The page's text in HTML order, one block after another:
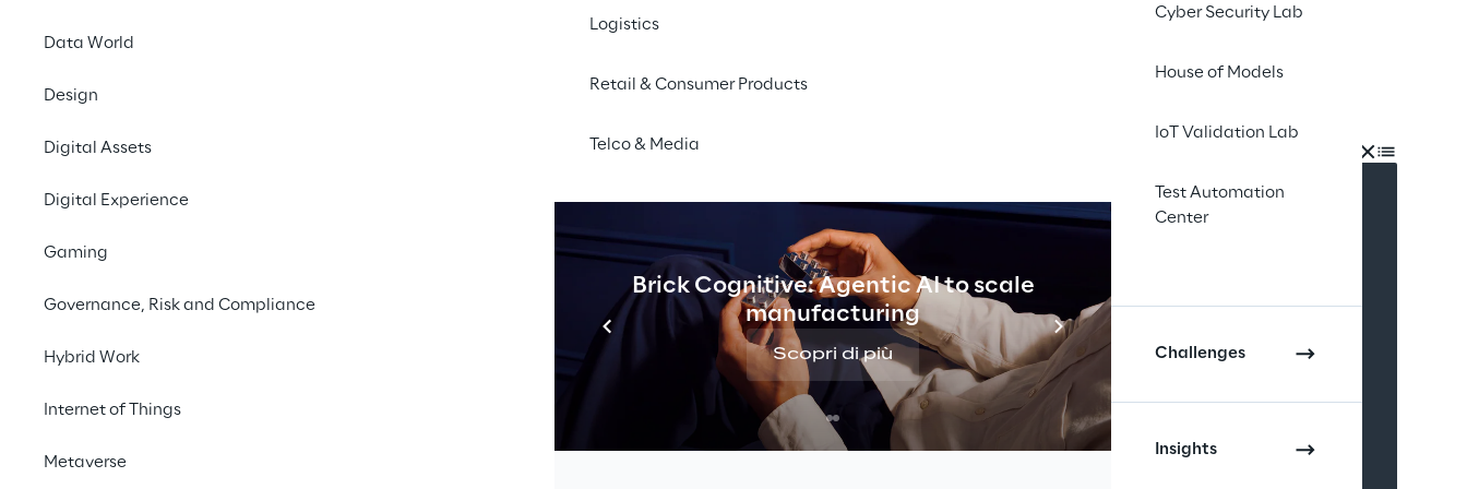
Data World
Design
Digital Assets
Digital Experience
Gaming
Governance, Risk and Compliance
Hybrid Work
Internet of Things
Metaverse
Logistics
Retail & Consumer Products
Telco & Media
Brick Cognitive: Agentic AI to scale
manufacturing
Scopri di più
Cyber Security Lab
House of Models
IoT Validation Lab
Test Automation
Center
Challenges
Insights
Generative AI tools
Technical Challenges